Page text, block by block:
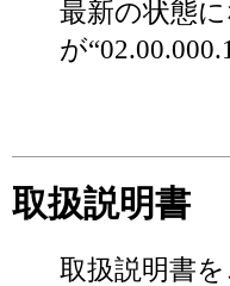
最新の状態
が
取扱説明書
取扱説明書